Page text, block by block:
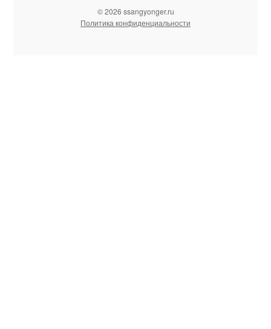
© 2026 ssangyonger.ru
Политика конфиденциальности